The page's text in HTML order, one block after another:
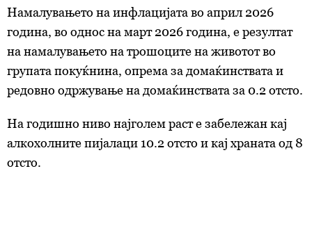
Намалувањето на инфлацијата во април 2026
година, во однос на март 2026 година, е резултат
на намалувањето на трошоците на животот во
групата покуќнина, опрема за домаќинствата и
редовно одржување на домаќинствата за 0.2 отсто.
На годишно ниво најголем раст е забележан кај
алкохолните пијалаци 10.2 отсто и кај храната од 8
отсто.